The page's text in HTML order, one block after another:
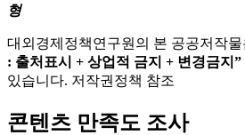
형
대외경제정책연구원의 본 공공저작물
: 출처표시 + 상업적 금지 + 변경금지”
있습니다. 저작권정책 참조
콘텐츠 만족도 조사